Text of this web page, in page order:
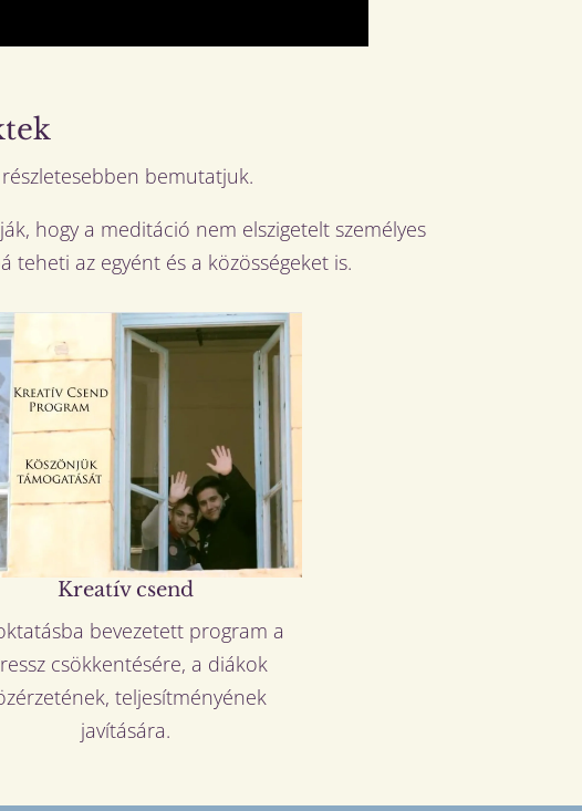
bemutatjuk.
hogy a meditáció nem elszigetelt személyes
az egyént és a közösségeket is.
Kreatív csend
bevezetett program a
csökkentésére, a diákok
teljesítményének
javítására.